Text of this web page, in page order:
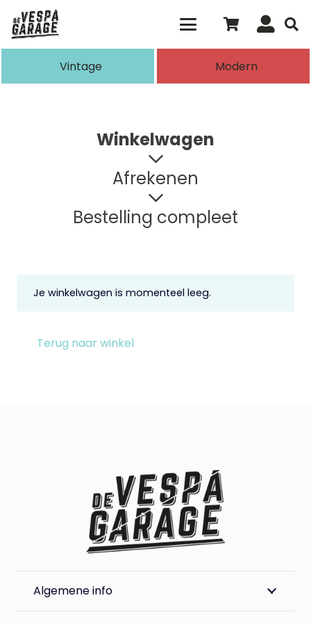
de resultaten voor automatisch
Vintage Modern
Winkelwagen
Afrekenen
Bestelling compleet
Je winkelwagen is momenteel leeg.
Terug naar winkel
Algemene info